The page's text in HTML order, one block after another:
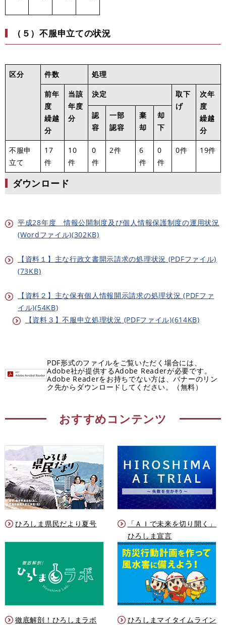
（５）不服申立ての状況
区分 件数 処理
前年
度
繰越
分
当該
年度
分
決定
取下
げ
次年
度
繰越
分
認
容
一部
認容
棄
却
却
下
不服申
立て
17
件
10
件
0
件
2件
6
件
0
件
0件 19件
ダウンロード
平成28年度 情報公開制度及び個人情報保護制度の運用状況
(Wordファイル)(302KB)
【資料１】主な行政文書開示請求の処理状況 (PDFファイル)
(73KB)
【資料２】主な保有個人情報開示請求の処理状況 (PDFファ
イル)(54KB)
【資料３】不服申立処理状況 (PDFファイル)(614KB)
PDF形式のファイルをご覧いただく場合には、
Adobe社が提供するAdobe Readerが必要です。
Adobe Readerをお持ちでない方は、バナーのリン
ク先からダウンロードしてください。（無料）
おすすめコンテンツ
ひろしま県民だより夏号
「ＡＩで未来を切り開く」
ひろしま宣言
徹底解剖！ひろしまラボ ひろしまマイタイムライン